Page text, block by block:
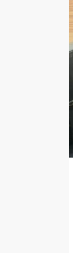
Resmi
Resmi